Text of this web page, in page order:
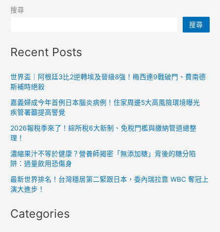
健
養
揭
密
「無
添
加
糖」
背
後
糖
陷
搜尋
搜尋
Recent Posts
世界盃｜阿根廷3比2逆轉埃及晉級8強！梅西連9戰破門、費南德
斯補時絕殺
嘉義婦成今年首例日本腦炎病例！住家周邊5大高風險環境曝光
疾管署籲提高警覺
2026報稅季來了！綜所稅6大新制、免稅門檻與繳納管道總整
理！
濃縮果汁不等於健康？營養師揭密「無添加糖」背後的糖分陷
阱：過量飲用恐傷身
最新世界排名！台灣穩居第二緊跟日本，委內瑞拉靠 WBC 奪冠上
演大進步！
Categories